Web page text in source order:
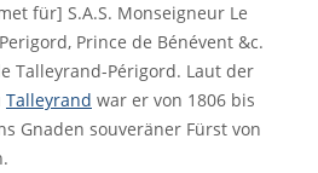
für] S.A.S. Monseigneur Le
Prince de Bénévent &c.
Talleyrand-Périgord. Laut der
Talleyrand war er von 1806 bis
Gnaden souveräner Fürst von